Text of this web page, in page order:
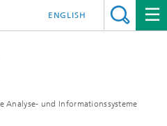
und Informationssysteme
ENGLISH